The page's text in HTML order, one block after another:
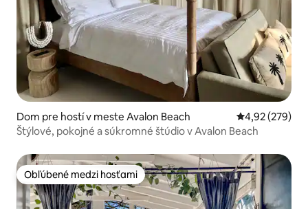
Dom pre hostí v meste Avalon Beach Priemerné
4,92 (279)
Štýlové, pokojné a súkromné štúdio v Avalon Beach
Obľúbené medzi hosťami
Obľúbené medzi hosťami